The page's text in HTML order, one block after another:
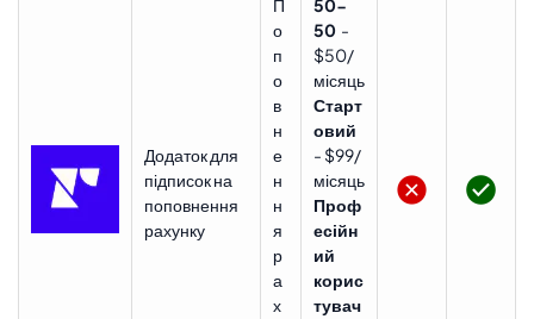
Додаток для
підписок на
поповнення
рахунку
П
о
п
о
в
н
е
н
н
я
р
а
х
50-
50 -
$50/
місяць
Старт
овий
- $99/
місяць
Проф
есійн
ий
корис
тувач